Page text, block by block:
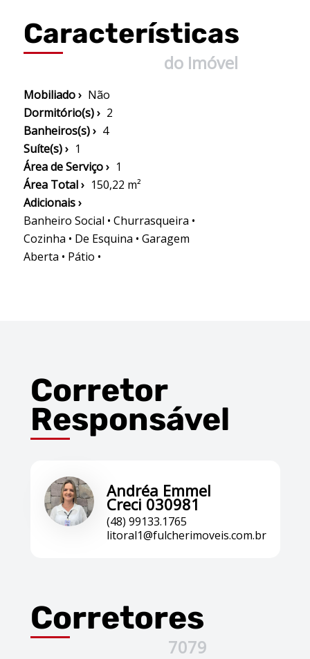
Características
do Imóvel
Mobiliado › Não
Dormitório(s) › 2
Banheiros(s) › 4
Suíte(s) › 1
Área de Serviço › 1
Área Total › 150,22 m²
Adicionais ›
Banheiro Social • Churrasqueira •
Cozinha • De Esquina • Garagem
Aberta • Pátio •
Corretor
Responsável
Andréa Emmel
Creci 030981
(48) 99133.1765
litoral1@fulcherimoveis.com.br
Corretores
7079